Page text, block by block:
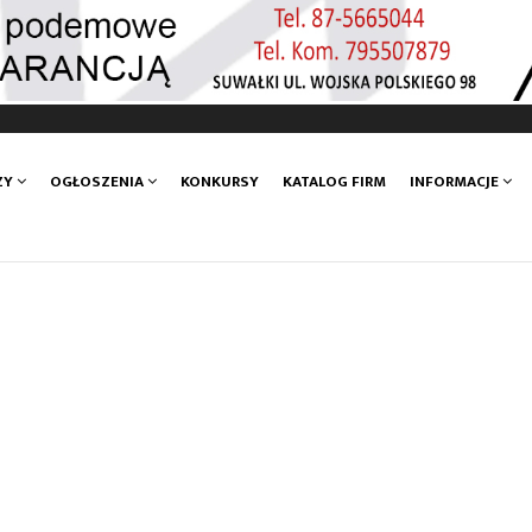
OGŁOSZENIA KONKURSY KATALOG FIRM INFORMACJE